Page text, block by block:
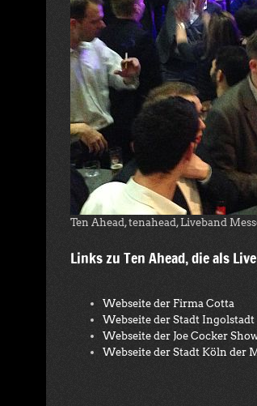
Ten Ahead, tenahead, Liveband
Links zu Ten Ahead, die als
Webseite der Firma Cotta
Webseite der Stadt Ingolstadt
Webseite der Joe Cocker
Webseite der Stadt Köln der